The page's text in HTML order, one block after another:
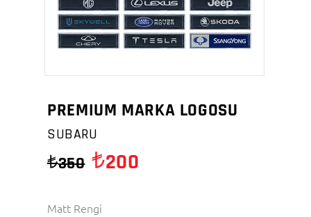
PREMIUM MARKA LOGOSU
SUBARU
350 200
Matt Rengi